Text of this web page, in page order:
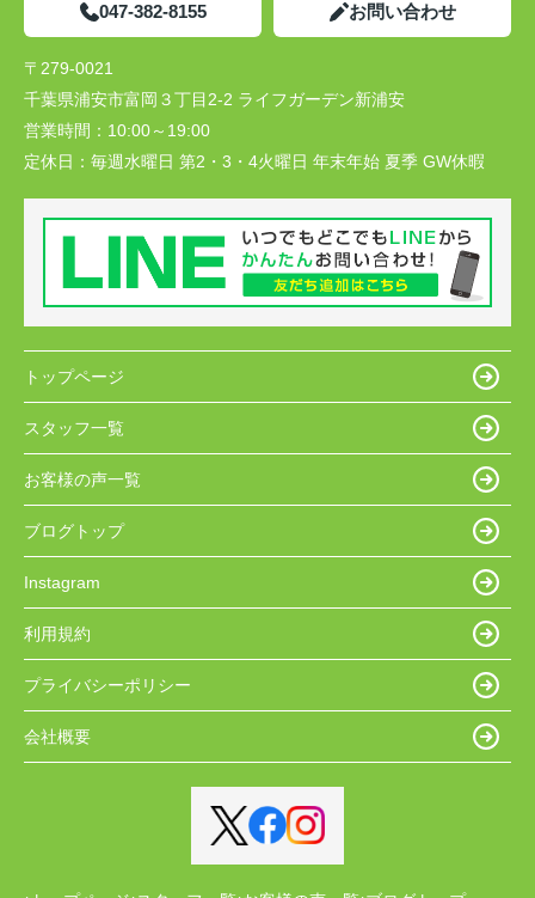
047-382-8155 お問い合わせ
〒279-0021
千葉県浦安市富岡３丁目2-2 ライフガーデン新浦安
営業時間： 10:00～19:00
定休日： 毎週水曜日 第2・3・4火曜日 年末年始 夏季 GW休暇
トップページ
スタッフ一覧
お客様の声一覧
ブログトップ
Instagram
利用規約
プライバシーポリシー
会社概要